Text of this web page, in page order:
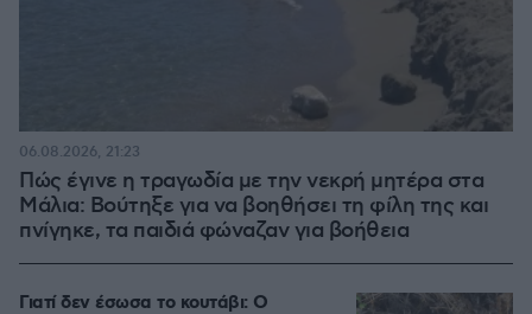
Πώς έγινε η τραγωδία με την νεκρή μητέρα στα
Μάλια: Βούτηξε για να βοηθήσει τη φίλη της και
πνίγηκε, τα παιδιά φώναζαν για βοήθεια
06.08.2026, 21:23
Γιατί δεν έσωσα το κουτάβι: Ο